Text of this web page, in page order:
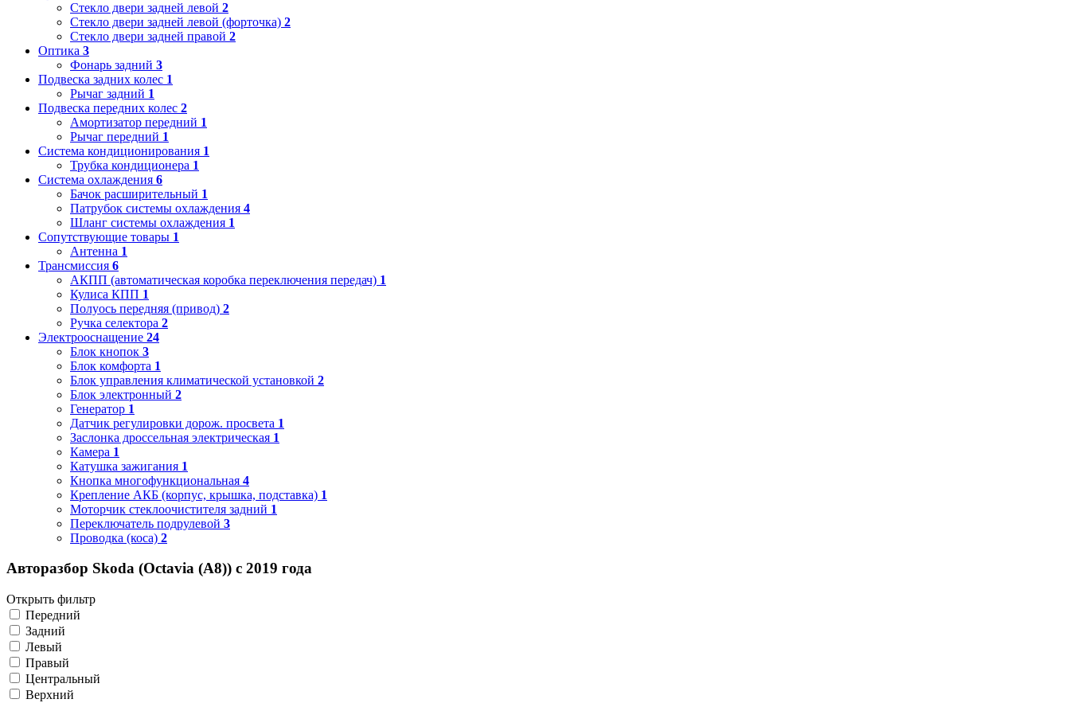
Стекло двери задней левой 2
Стекло двери задней левой (форточка) 2
Стекло двери задней правой 2
Оптика 3
Фонарь задний 3
Подвеска задних колес 1
Рычаг задний 1
Подвеска передних колес 2
Амортизатор передний 1
Рычаг передний 1
Система кондиционирования 1
Трубка кондиционера 1
Система охлаждения 6
Бачок расширительный 1
Патрубок системы охлаждения 4
Шланг системы охлаждения 1
Сопутствующие товары 1
Антенна 1
Трансмиссия 6
АКПП (автоматическая коробка переключения передач) 1
Кулиса КПП 1
Полуось передняя (привод) 2
Ручка селектора 2
Электрооснащение 24
Блок кнопок 3
Блок комфорта 1
Блок управления климатической установкой 2
Блок электронный 2
Генератор 1
Датчик регулировки дорож. просвета 1
Заслонка дроссельная электрическая 1
Камера 1
Катушка зажигания 1
Кнопка многофункциональная 4
Крепление АКБ (корпус, крышка, подставка) 1
Моторчик стеклоочистителя задний 1
Переключатель подрулевой 3
Проводка (коса) 2
Авторазбор Skoda (Octavia (A8)) с 2019 года
Открыть фильтр
Передний
Задний
Левый
Правый
Центральный
Верхний